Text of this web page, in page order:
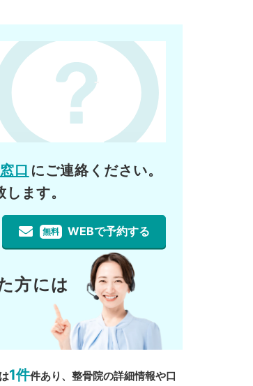
口 にご連絡ください。
ます。
無料 WEBで予約する
方には
1件件あり、整骨院の詳細情報や口